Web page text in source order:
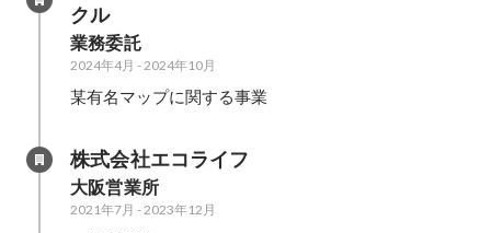
クル
業務委託
2024年4月 -2024年10月
某有名マップに関する事業
株式会社エコライフ
大阪営業所
2021年7月 -2023年12月